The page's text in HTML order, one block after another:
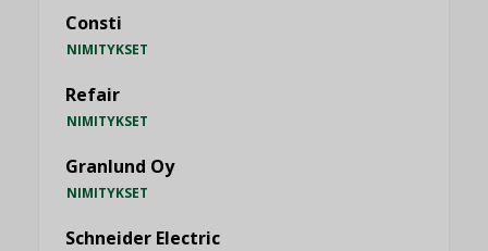
Consti
NIMITYKSET
Refair
NIMITYKSET
Granlund Oy
NIMITYKSET
Schneider Electric